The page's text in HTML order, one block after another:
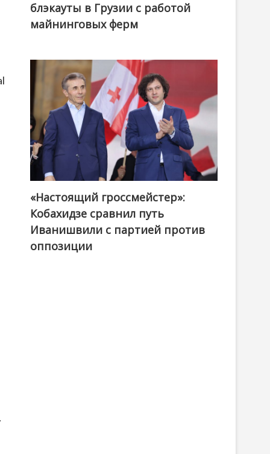
блэкауты в Грузии с работой
майнинговых ферм
@ქართული ოცნება / Georgian Dream
«Настоящий гроссмейстер»:
Кобахидзе сравнил путь
Иванишвили с партией против
оппозиции